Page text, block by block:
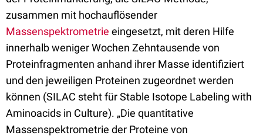
zusammen mit hochauflösender
Massenspektrometrie eingesetzt, mit deren Hilfe
innerhalb weniger Wochen Zehntausende von
Proteinfragmenten anhand ihrer Masse identifiziert
und den jeweiligen Proteinen zugeordnet werden
können (SILAC steht für Stable Isotope Labeling with
Aminoacids in Culture). „Die quantitative
Massenspektrometrie der Proteine von